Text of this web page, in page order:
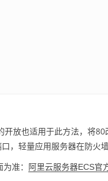
放也适用于此方法，将
，轻量应用服务器在防火墙
准：
阿里云服务器ECS官